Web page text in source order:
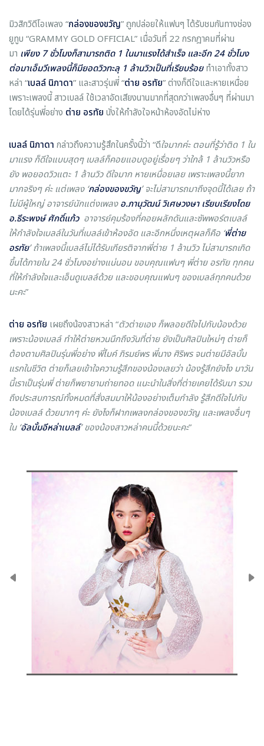
มิวสิกวิดีโอเพลง “กล่องของขวัญ” ถูกปล่อยให้แฟนๆ ได้รับชมกันทางช่อง
ยูทูบ “GRAMMY GOLD OFFICIAL” เมื่อวันที่ 22 กรกฎาคมที่ผ่าน
มา เพียง 7 ชั่วโมงก็สามารถติด 1 ในมาแรงได้สำเร็จ และอีก 24 ชั่วโมง
ต่อมาเอ็มวีเพลงนี้ก็มียอดวิวทะลุ 1 ล้านวิวเป็นที่เรียบร้อยทำเอาทั้งสาว
หล่า “เบลล์ นิภาดา” และสาวรุ่นพี่ “ต่าย อรทัย” ต่างก็ดีใจและหายเหนื่อย
เพราะเพลงนี้ สาวเบลล์ ใช้เวลาอัดเสียงนานมากที่สุดกว่าเพลงอื่นๆ ที่ผ่านมา
โดยได้รุ่นพี่อย่าง ต่าย อรทัย นั่งให้กำลังใจหน้าห้องอัดไม่ห่าง
เบลล์ นิภาดา กล่าวถึงความรู้สึกในครั้งนี้ว่า “ดีใจมากค่ะ ตอนที่รู้ว่าติด 1 ใน
มาแรง ก็ดีใจแบบสุดๆ เบลล์ก็คอยแอบดูอยู่เรื่อยๆ ว่าใกล้ 1 ล้านวิวหรือ
ยัง พอยอดวิวแตะ 1 ล้านวิว ดีใจมาก หายเหนื่อยเลย เพราะเพลงนี้ยาก
มากจริงๆ ค่ะ แต่เพลง ‘กล่องของขวัญ’ จะไม่สามารถมาถึงจุดนี้ได้เลย ถ้า
ไม่มีผู้ใหญ่ อาจารย์นักแต่งเพลงอ.ภานุวัฒน์ วิเศษวงษา เรียบเรียงโดย
อ.ธีระพงษ์ ศักดิ์แก้วอาจารย์คุมร้องที่คอยผลักดันและซัพพอร์ตเบลล์
ให้กำลังใจเบลล์ในวันที่เบลล์เข้าห้องอัด และอีกหนึ่งเหตุผลก็คือ ‘พี่ต่าย
อรทัย’ ถ้าเพลงนี้เบลล์ไม่ได้รับเกียรติจากพี่ต่าย 1 ล้านวิว ไม่สามารถเกิด
ขึ้นได้ภายใน 24 ชั่วโมงอย่างแน่นอน ขอบคุณแฟนๆ พี่ต่าย อรทัย ทุกคน
ที่ให้กำลังใจและเอ็นดูเบลล์ด้วย และขอบคุณแฟนๆ ของเบลล์ทุกคนด้วย
นะคะ”
ต่าย อรทัย เผยถึงน้องสาวหล่า “ตัวต่ายเอง ก็พลอยดีใจไปกับน้องด้วย
เพราะน้องเบลล์ ทำให้ต่ายหวนนึกถึงวันที่ต่าย ยังเป็นศิลปินใหม่ๆ ต่ายก็
ต้องตามศิลปินรุ่นพี่อย่าง พี่ไมค์ ภิรมย์พร พี่นาง ศิริพร จนต่ายมีอัลบั้ม
แรกในชีวิต ต่ายก็เลยเข้าใจความรู้สึกของน้องเลยว่า น้องรู้สึกยังไง มาวัน
นี้เราเป็นรุ่นพี่ ต่ายก็พยายามถ่ายทอด แนะนำในสิ่งที่ต่ายเคยได้รับมา รวม
ถึงประสบการณ์ทั้งหมดที่สั่งสมมาให้น้องอย่างเต็มกำลัง รู้สึกดีใจไปกับ
น้องเบลล์ ด้วยมากๆ ค่ะ ยังไงก็ฝากเพลงกล่องของขวัญ และเพลงอื่นๆ
ใน ‘อัลบั้มอีหล่าเบลล์’ ของน้องสาวหล่าคนนี้ด้วยนะคะ”